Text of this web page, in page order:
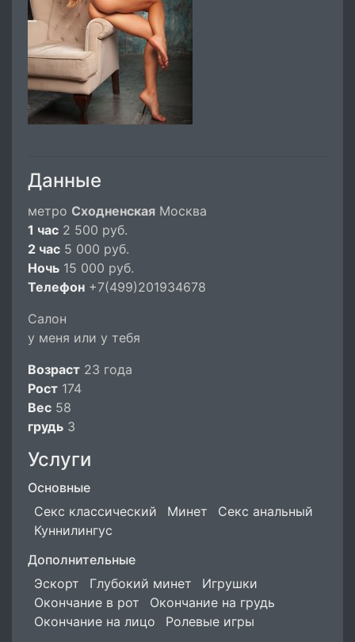
Данные
метро Сходненская Москва
1 час 2 500 руб.
2 час 5 000 руб.
Ночь 15 000 руб.
Телефон +7(499)201934678
Салон
у меня или у тебя
Возраст 23 года
Рост 174
Вес 58
грудь 3
Услуги
Основные
Секс классический
Минет
Секс анальный
Куннилингус
Дополнительные
Эскорт
Глубокий минет
Игрушки
Окончание в рот
Окончание на грудь
Окончание на лицо
Ролевые игры